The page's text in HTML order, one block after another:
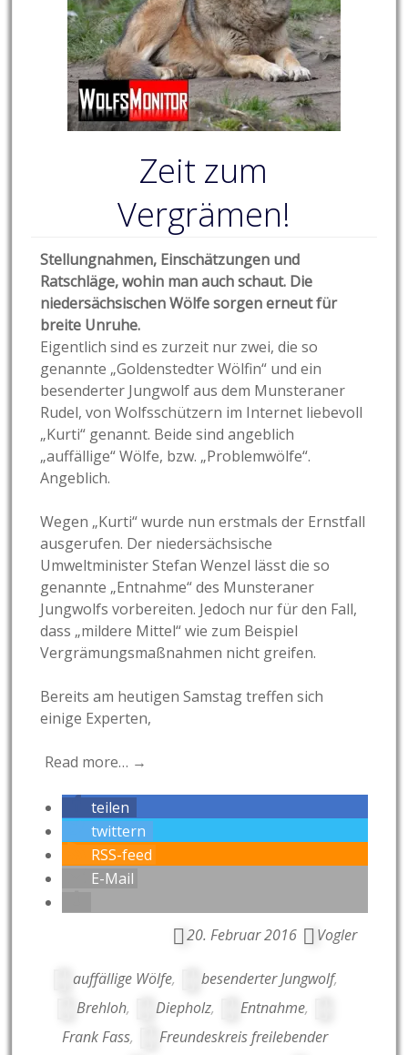
Zeit zum
Vergrämen!
Stellungnahmen, Einschätzungen und
Ratschläge, wohin man auch schaut. Die
niedersächsischen Wölfe sorgen erneut für
breite Unruhe.
Eigentlich sind es zurzeit nur zwei, die so
genannte „Goldenstedter Wölfin“ und ein
besenderter Jungwolf aus dem Munsteraner
Rudel, von Wolfsschützern im Internet liebevoll
„Kurti“ genannt. Beide sind angeblich
„auffällige“ Wölfe, bzw. „Problemwölfe“.
Angeblich.
Wegen „Kurti“ wurde nun erstmals der Ernstfall
ausgerufen. Der niedersächsische
Umweltminister Stefan Wenzel lässt die so
genannte „Entnahme“ des Munsteraner
Jungwolfs vorbereiten. Jedoch nur für den Fall,
dass „mildere Mittel“ wie zum Beispiel
Vergrämungsmaßnahmen nicht greifen.
Bereits am heutigen Samstag treffen sich
einige Experten,
Read more… →
teilen
twittern
RSS-feed
E-Mail
20. Februar 2016 Vogler
auffällige Wölfe, besenderter Jungwolf,
Brehloh, Diepholz, Entnahme,
Frank Fass,
Freundeskreis freilebender